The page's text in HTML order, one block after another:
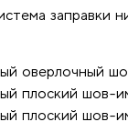
заправки
оверлочный
плоский шов-
плоский шов-